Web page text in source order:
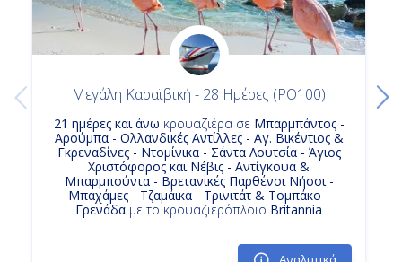
Μπαρμπάντος, Μπαρμπάντος
07:00
Ημέρα 15η
Μπαρμπάντος, Μπαρμπάντος
Κρουαζιερες Αντιγκουα και Μπαρμπουντα
Κρουαζιερες Ολλανδικες Αντιλλες
Κρουαζιερες Britannia
Κρουαζιερα Σαντα Λουτσια
Κρουαζιερα Αγιος Χριστοφορος και Νεβις
14ημερη Κρουαζιερα
Μεγάλη Καραϊβική - 28 Ημέρες (PO100)
21 ημέρες και άνω κρουαζιέρα σε Μπαρμπάντος -
Αρούμπα - Ολλανδικές Αντίλλες - Αγ. Βικέντιος &
Γκρεναδίνες - Ντομίνικα - Σάντα Λουτσία - Άγιος
Χριστόφορος και Νέβις - Αντίγκουα &
Μπαρμπούντα - Βρετανικές Παρθένοι Νήσοι -
Μπαχάμες - Τζαμάικα - Τρινιτάτ & Τομπάκο -
Γρενάδα με το κρουαζιερόπλοιο Britannia
Αναλυτικά